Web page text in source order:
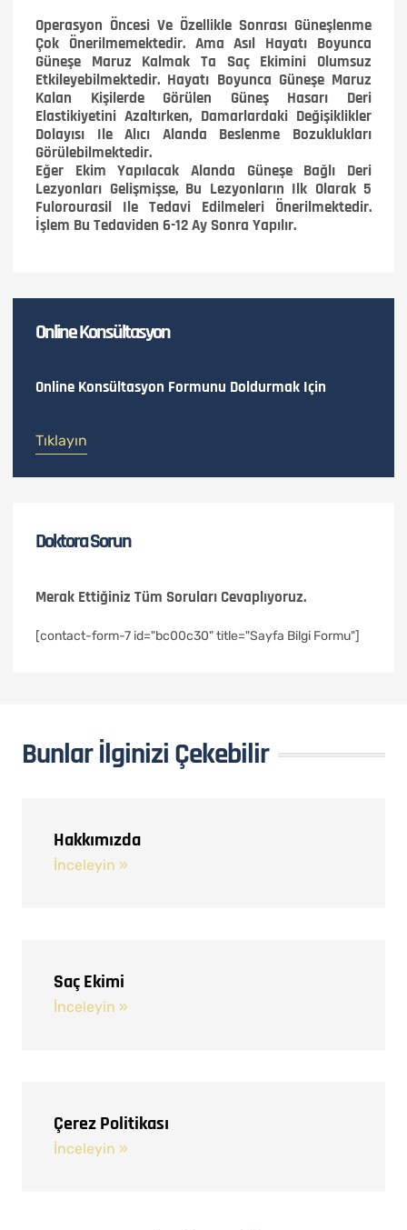
Operasyon Öncesi Ve Özellikle Sonrası Güneşlenme
Çok Önerilmemektedir. Ama Asıl Hayatı Boyunca
Güneşe Maruz Kalmak Ta Saç Ekimini Olumsuz
Etkileyebilmektedir. Hayatı Boyunca Güneşe Maruz
Kalan Kişilerde Görülen Güneş Hasarı Deri
Elastikiyetini Azaltırken, Damarlardaki Değişiklikler
Dolayısı Ile Alıcı Alanda Beslenme Bozuklukları
Görülebilmektedir.
Eğer Ekim Yapılacak Alanda Güneşe Bağlı Deri
Lezyonları Gelişmişse, Bu Lezyonların Ilk Olarak 5
Fulorourasil Ile Tedavi Edilmeleri Önerilmektedir.
İşlem Bu Tedaviden 6-12 Ay Sonra Yapılır.
Online Konsültasyon
Online Konsültasyon Formunu Doldurmak Için
Tıklayın
Doktora Sorun
Merak Ettiğiniz Tüm Soruları Cevaplıyoruz.
[contact-form-7 id="bc00c30" title="Sayfa Bilgi Formu"]
Bunlar İlginizi Çekebilir
Hakkımızda
İnceleyin »
Saç Ekimi
İnceleyin »
Çerez Politikası
İnceleyin »